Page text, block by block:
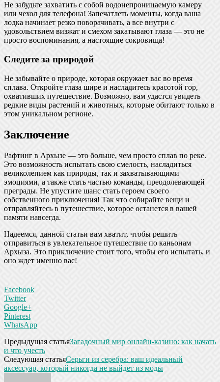
Не забудьте захватить с собой водонепроницаемую камеру
или чехол для телефона! Запечатлеть моменты, когда ваша
лодка начинает резко поворачивать, а все внутри с
удовольствием визжат и смехом закатывают глаза — это не
просто воспоминания, а настоящие сокровища!
Следите за природой
Не забывайте о природе, которая окружает вас во время
сплава. Откройте глаза шире и насладитесь красотой гор,
охвативших путешествие. Возможно, вам удастся увидеть
редкие виды растений и животных, которые обитают только в
этом уникальном регионе.
Заключение
Рафтинг в Архызе — это больше, чем просто сплав по реке.
Это возможность испытать свою смелость, насладиться
великолепием как природы, так и захватывающими
эмоциями, а также стать частью команды, преодолевающей
преграды. Не упустите шанс стать героем своего
собственного приключения! Так что собирайте вещи и
отправляйтесь в путешествие, которое останется в вашей
памяти навсегда.
Надеемся, данной статьи вам хватит, чтобы решить
отправиться в увлекательное путешествие по каньонам
Архыза. Это приключение стоит того, чтобы его испытать, и
оно ждет именно вас!
Facebook
Twitter
Google+
Pinterest
WhatsApp
Предыдущая статьяЗагадочный мир онлайн-казино: как начать
и что учесть
Следующая статьяСерьги из серебра: ваш идеальный
аксессуар, который никогда не выйдет из моды